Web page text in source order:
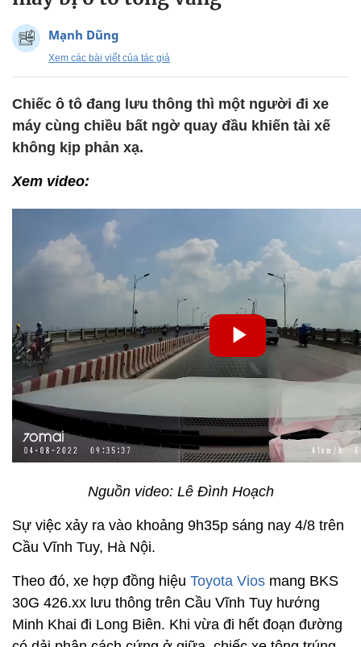
Mạnh Dũng
Xem các bài viết của tác giả
Chiếc ô tô đang lưu thông thì một người đi xe
máy cùng chiều bất ngờ quay đầu khiến tài xế
không kịp phản xạ.
Xem video:
Nguồn video: Lê Đình Hoạch
Sự việc xảy ra vào khoảng 9h35p sáng nay 4/8 trên
Cầu Vĩnh Tuy, Hà Nội.
Theo đó, xe hợp đồng hiệu Toyota Vios mang BKS
30G 426.xx lưu thông trên Cầu Vĩnh Tuy hướng
Minh Khai đi Long Biên. Khi vừa đi hết đoạn đường